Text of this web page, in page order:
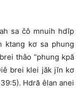
sa čô mnuih hdĭp
ktang kơ sa phung
thâo “phung kpă
brei klei jăk jĭn kơ
Hdră êlan anei